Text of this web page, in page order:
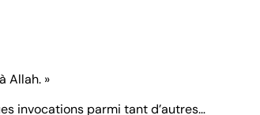
Allah. »
invocations parmi tant d’autres…